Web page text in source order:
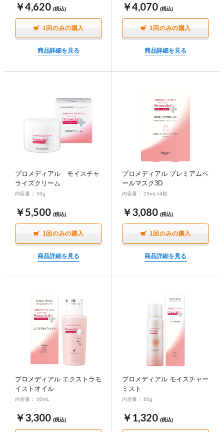
￥4,620 (税込)
1回のみの購入
商品詳細を見る
￥4,070 (税込)
1回のみの購入
商品詳細を見る
プロメディアル モイスチャ
ライズクリーム
内容量： 50g
￥5,500 (税込)
1回のみの購入
商品詳細を見る
プロメディアル プレミアムベ
ールマスク3D
内容量： 23mL×4枚
￥3,080 (税込)
1回のみの購入
商品詳細を見る
プロメディアル エクストラモ
イストオイル
内容量： 40mL
￥3,300 (税込)
プロメディアル モイスチャー
ミスト
内容量： 80g
￥1,320 (税込)